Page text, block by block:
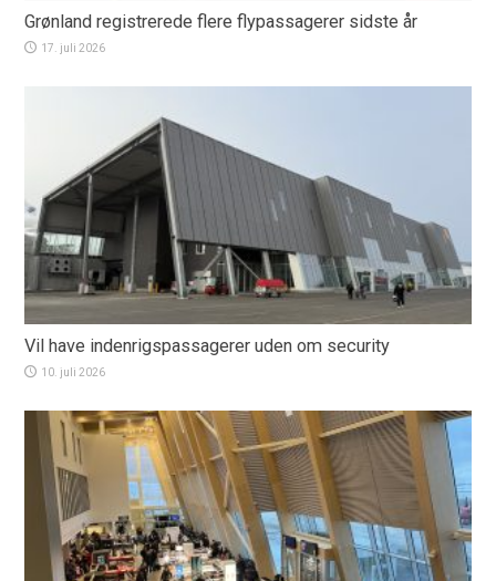
Grønland registrerede flere flypassagerer sidste år
17. juli 2026
Vil have indenrigspassagerer uden om security
10. juli 2026